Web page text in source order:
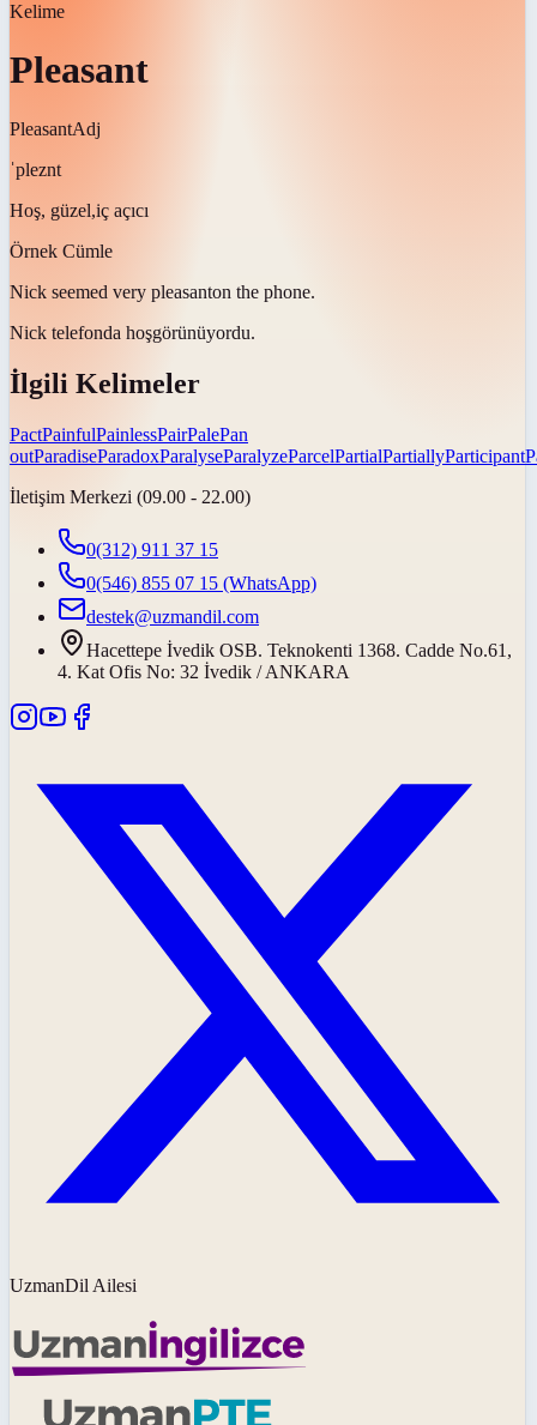
Kelime
Pleasant
PleasantAdj
ˈpleznt
Hoş, güzel,iç açıcı
Örnek Cümle
Nick seemed very pleasanton the phone.
Nick telefonda hoşgörünüyordu.
İlgili Kelimeler
PactPainfulPainlessPairPalePan
outParadiseParadoxParalyseParalyzeParcelPartialPartiallyParticipant
İletişim Merkezi (09.00 - 22.00)
0(312) 911 37 15
0(546) 855 07 15 (WhatsApp)
destek@uzmandil.com
Hacettepe İvedik OSB. Teknokenti 1368. Cadde No.61,
4. Kat Ofis No: 32 İvedik / ANKARA
UzmanDil Ailesi